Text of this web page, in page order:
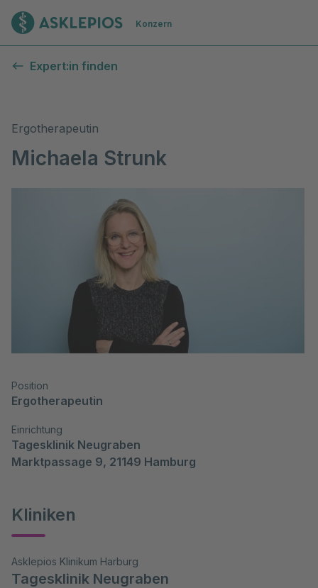
Zur Startseite
Konzern
Expert:in finden
Ergotherapeutin
Michaela Strunk
Position
Ergotherapeutin
Einrichtung
Tagesklinik Neugraben
Marktpassage 9, 21149 Hamburg
Kliniken
Asklepios Klinikum Harburg
Tagesklinik Neugraben